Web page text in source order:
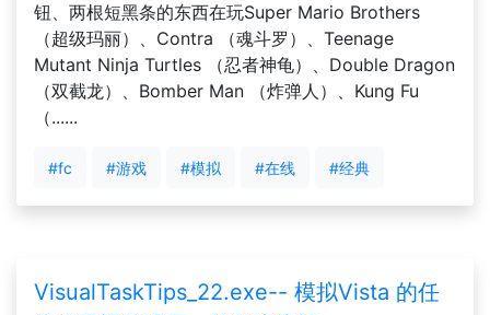
钮、两根短黑条的东西在玩Super Mario Brothers
（超级玛丽）、Contra （魂斗罗）、Teenage
Mutant Ninja Turtles （忍者神龟）、Double Dragon
（双截龙）、Bomber Man （炸弹人）、Kung Fu
（......
#fc #游戏 #模拟 #在线 #经典
VisualTaskTips_22.exe-- 模拟Vista 的任